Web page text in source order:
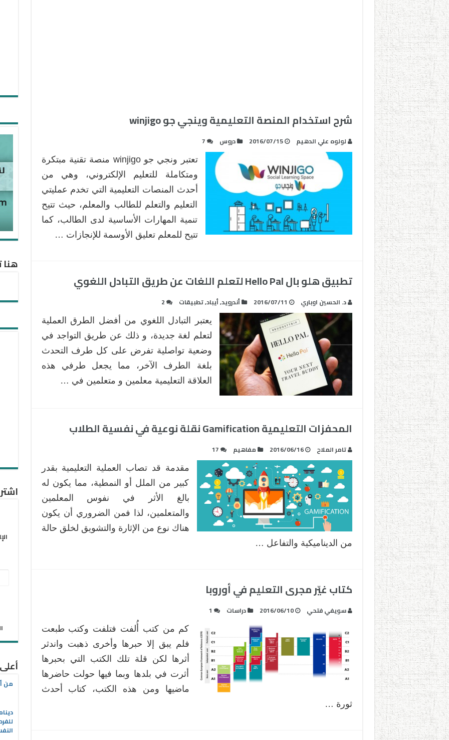
شرح استخدام المنصة التعليمية وينجي جو winjigo
لولوه علي الدهيم 2016/07/15 دروس 7
تعتبر ونجي جو winjigo منصة تقنية مبتكرة
ومتكاملة للتعليم الإلكتروني، وهي من
أحدث المنصات التعليمية التي تخدم عمليتي
التعليم والتعلم للطالب والمعلم، حيث تتيح
تنمية المهارات الأساسية لدى الطالب، كما
تتيح للمعلم تعليق الأوسمة للإنجازات …
تطبيق هلو بال Hello Pal لتعلم اللغات عن طريق التبادل اللغوي
د. الحسين اوباري 2016/07/11 أندرويد,أيباد,تطبيقات 2
يعتبر التبادل اللغوي من أفضل الطرق العملية
لتعلم لغة جديدة، و ذلك عن طريق التواجد في
وضعية تواصلية تفرض على كل طرف التحدث
بلغة الطرف الآخر، مما يجعل طرفي هذه
العلاقة التعليمية معلمين و متعلمين في …
المحفزات التعليمية Gamification نقلة نوعية في نفسية الطلاب
تامر الملاح 2016/06/16 مفاهيم 17
مقدمة قد تصاب العملية التعليمية بقدر
كبير من الملل أو النمطية، مما يكون له
بالغ الأثر في نفوس المعلمين
والمتعلمين، لذا فمن الضروري أن يكون
هناك نوع من الإثارة والتشويق لخلق حالة
من الديناميكية والتفاعل …
كتاب غيّر مجرى التعليم في أوروبا
سويفي فتحي‎ 2016/06/10 دراسات 1
كم من كتب أُلفت فتلفت وكتب طبعت
فلم يبق إلا حبرها وأخرى ذهبت واندثر
أثرها لكن قلة تلك الكتب التي بحبرها
أثرت في بلدها وبما فيها حولت حاضرها
ماضيها ومن هذه الكتب، كتاب أحدث
ثورة …
هنا
من